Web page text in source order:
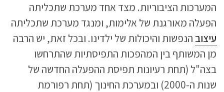
המערכות הציבוריות. מצד אחד מערכת שתכליתה
הפעלה מאורגנת של אלימות, ומנגד מערכת שתכליתה
עיצוב הנפשות והיכולות של ילדינו. ובכל זאת, יש הרבה
מן המשותף בין המהפכות התפיסתיות שהתרחשו
בצה"ל (תחת רעיונות תפיסת ההפעלה החדשה של
שנות ה-2000) ובמערכת החינוך (תחת רפורמת